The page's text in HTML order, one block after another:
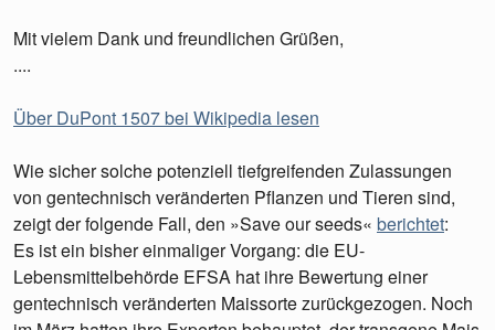
Mit vielem Dank und freundlichen Grüßen,
....
Über DuPont 1507 bei Wikipedia lesen
Wie sicher solche potenziell tiefgreifenden Zulassungen
von gentechnisch veränderten Pflanzen und Tieren sind,
zeigt der folgende Fall, den »Save our seeds« berichtet:
Es ist ein bisher einmaliger Vorgang: die EU-
Lebensmittelbehörde EFSA hat ihre Bewertung einer
gentechnisch veränderten Maissorte zurückgezogen. Noch